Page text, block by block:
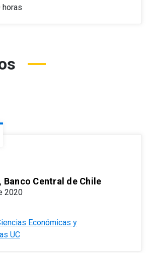
horas
Banco Central de Chile
2020
Económicas y
UC